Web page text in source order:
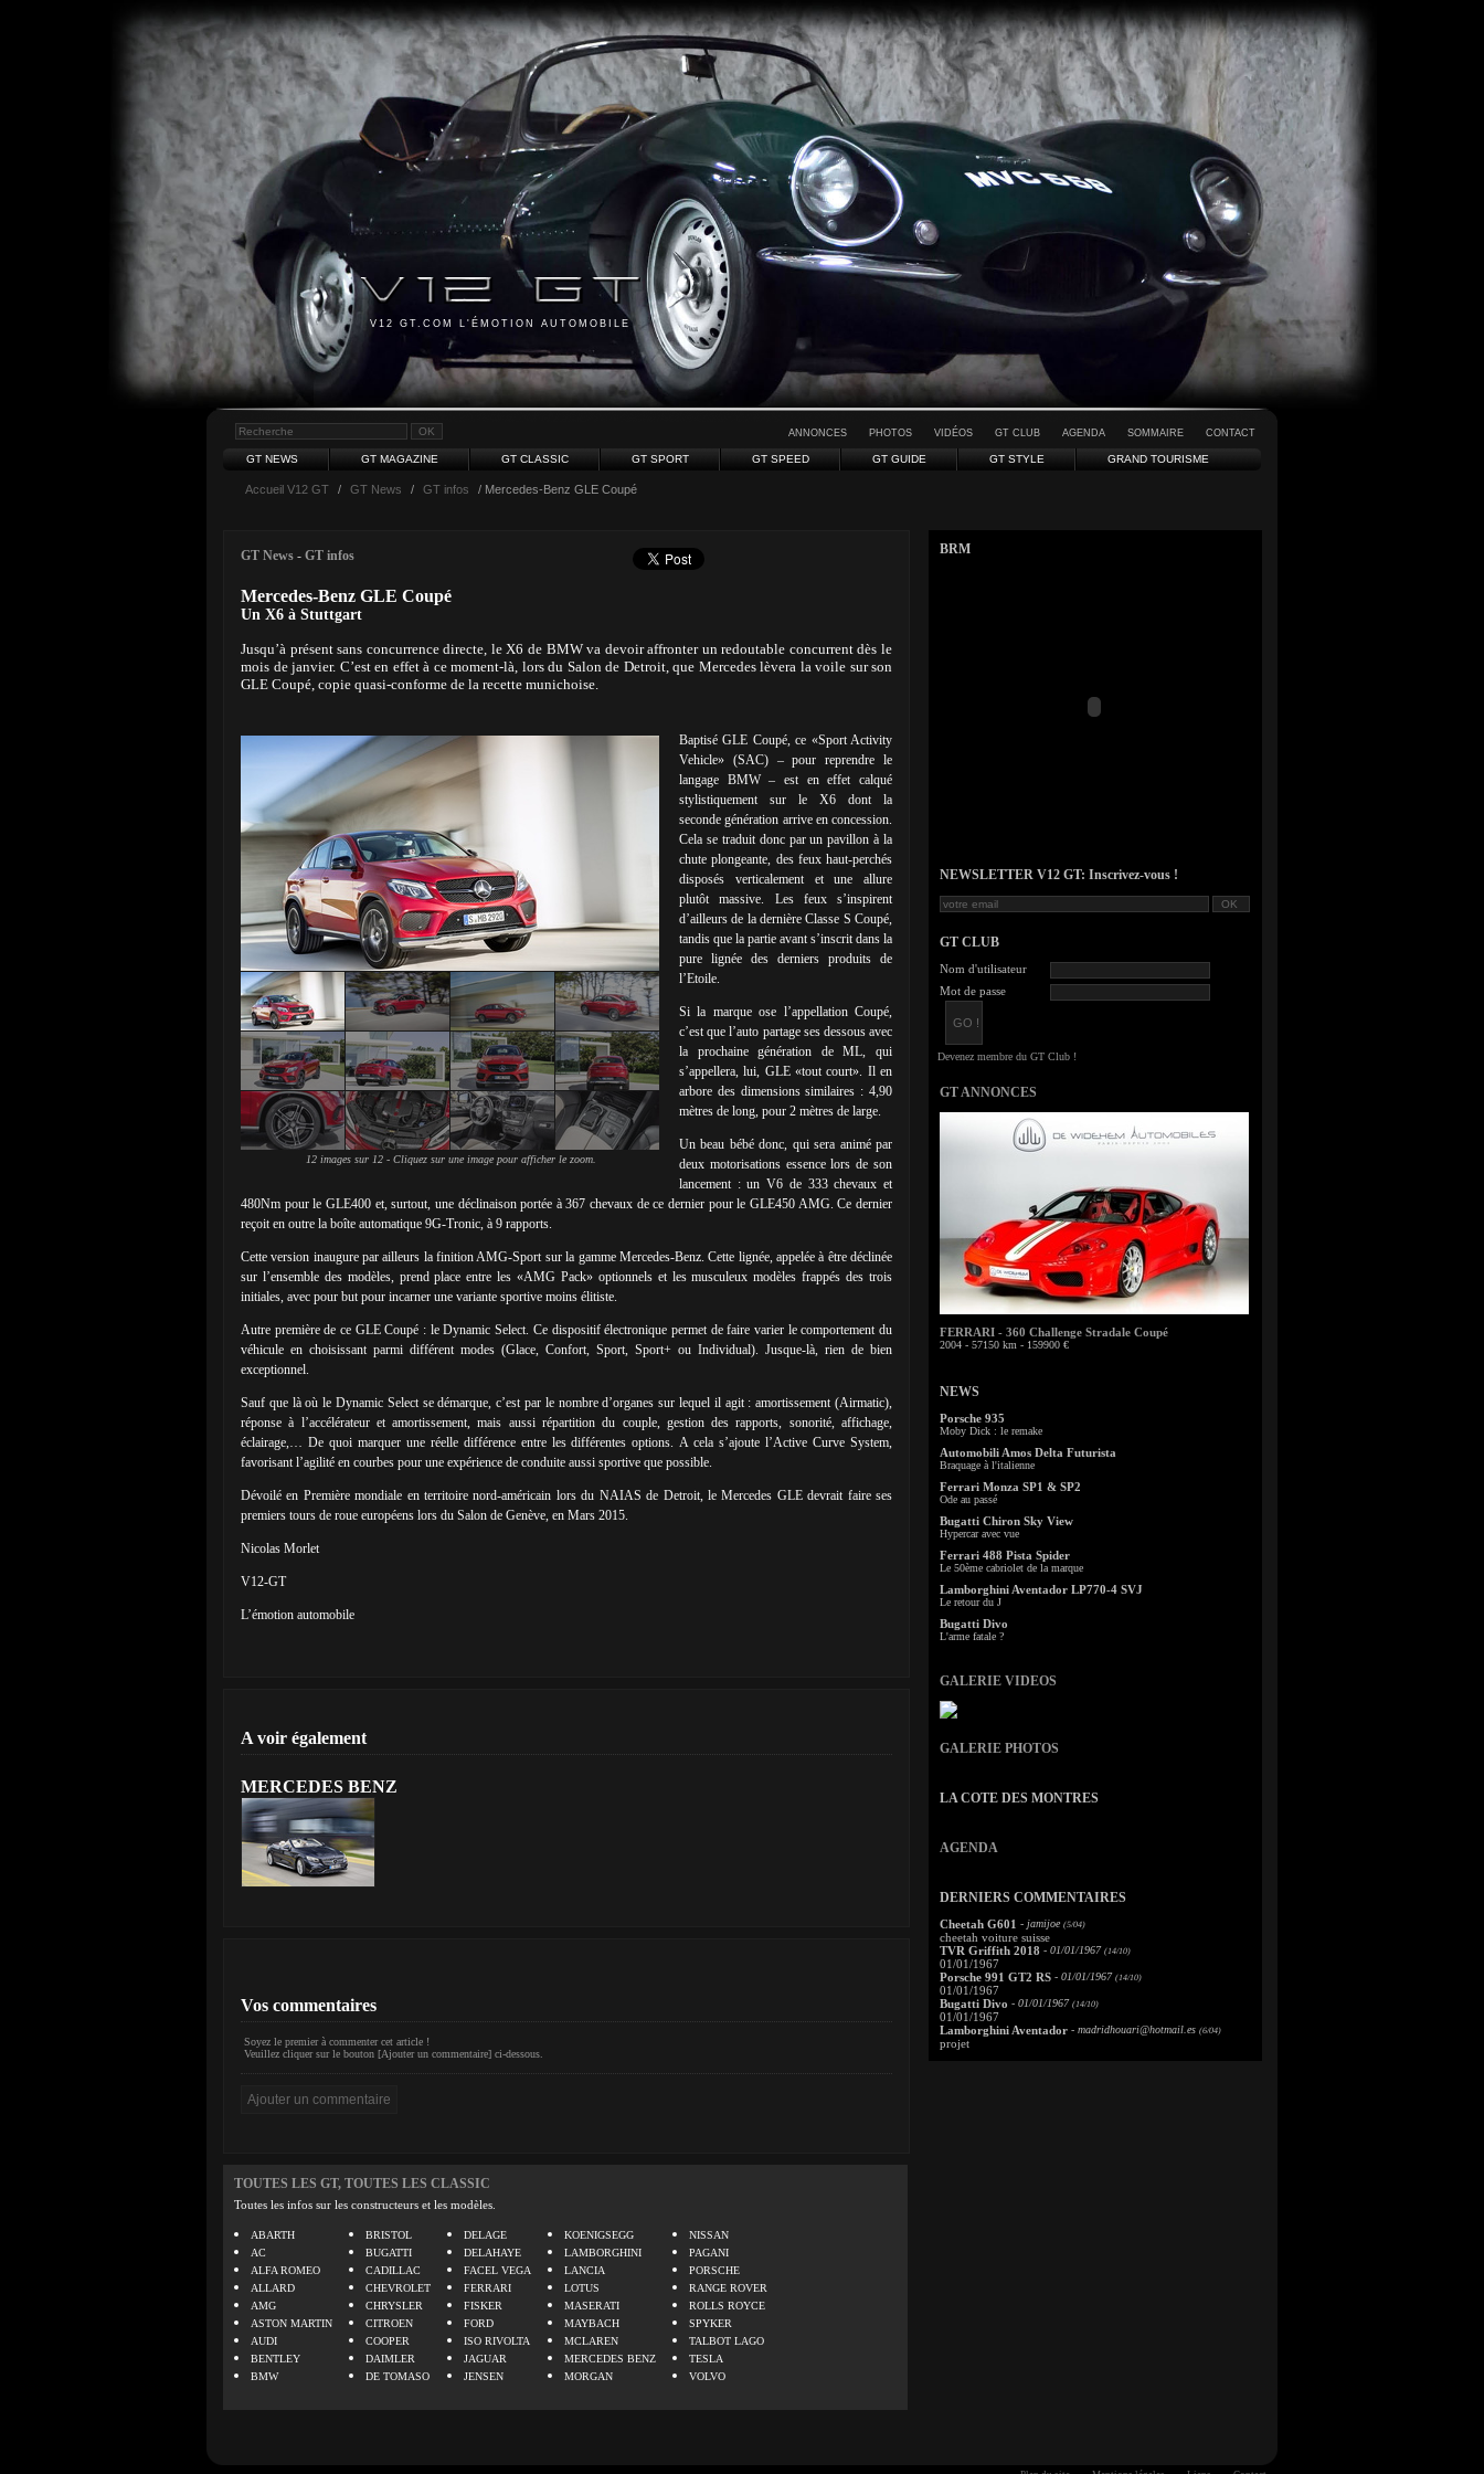
V12 GT.COM L'ÉMOTION AUTOMOBILE
ANNONCES PHOTOS VIDÉOS GT CLUB AGENDA SOMMAIRE CONTACT
GT NEWS GT MAGAZINE GT CLASSIC GT SPORT GT SPEED GT GUIDE GT STYLE GRAND TOURISME
Accueil V12 GT / GT News / GT infos / Mercedes-Benz GLE Coupé
GT News - GT infos
Mercedes-Benz GLE Coupé
Un X6 à Stuttgart
Jusqu’à présent sans concurrence directe, le X6 de BMW va devoir affronter un redoutable concurrent dès le
mois de janvier. C’est en effet à ce moment-là, lors du Salon de Detroit, que Mercedes lèvera la voile sur son
GLE Coupé, copie quasi-conforme de la recette munichoise.
12 images sur 12 - Cliquez sur une image pour afficher le zoom.
Baptisé GLE Coupé, ce «Sport Activity
Vehicle» (SAC) – pour reprendre le
langage BMW – est en effet calqué
stylistiquement sur le X6 dont la
seconde génération arrive en concession.
Cela se traduit donc par un pavillon à la
chute plongeante, des feux haut-perchés
disposés verticalement et une allure
plutôt massive. Les feux s’inspirent
d’ailleurs de la dernière Classe S Coupé,
tandis que la partie avant s’inscrit dans la
pure lignée des derniers produits de
l’Etoile.
Si la marque ose l’appellation Coupé,
c’est que l’auto partage ses dessous avec
la prochaine génération de ML, qui
s’appellera, lui, GLE «tout court». Il en
arbore des dimensions similaires : 4,90
mètres de long, pour 2 mètres de large.
Un beau bébé donc, qui sera animé par
deux motorisations essence lors de son
lancement : un V6 de 333 chevaux et
480Nm pour le GLE400 et, surtout, une déclinaison portée à 367 chevaux de ce dernier pour le GLE450 AMG. Ce dernier
reçoit en outre la boîte automatique 9G-Tronic, à 9 rapports.
Cette version inaugure par ailleurs la finition AMG-Sport sur la gamme Mercedes-Benz. Cette lignée, appelée à être déclinée
sur l’ensemble des modèles, prend place entre les «AMG Pack» optionnels et les musculeux modèles frappés des trois
initiales, avec pour but pour incarner une variante sportive moins élitiste.
Autre première de ce GLE Coupé : le Dynamic Select. Ce dispositif électronique permet de faire varier le comportement du
véhicule en choisissant parmi différent modes (Glace, Confort, Sport, Sport+ ou Individual). Jusque-là, rien de bien
exceptionnel.
Sauf que là où le Dynamic Select se démarque, c’est par le nombre d’organes sur lequel il agit : amortissement (Airmatic),
réponse à l’accélérateur et amortissement, mais aussi répartition du couple, gestion des rapports, sonorité, affichage,
éclairage,… De quoi marquer une réelle différence entre les différentes options. A cela s’ajoute l’Active Curve System,
favorisant l’agilité en courbes pour une expérience de conduite aussi sportive que possible.
Dévoilé en Première mondiale en territoire nord-américain lors du NAIAS de Detroit, le Mercedes GLE devrait faire ses
premiers tours de roue européens lors du Salon de Genève, en Mars 2015.
Nicolas Morlet
V12-GT
L’émotion automobile
A voir également
MERCEDES BENZ
Vos commentaires
Soyez le premier à commenter cet article !
Veuillez cliquer sur le bouton [Ajouter un commentaire] ci-dessous.
TOUTES LES GT, TOUTES LES CLASSIC
Toutes les infos sur les constructeurs et les modèles.
ABARTH
AC
ALFA ROMEO
ALLARD
AMG
ASTON MARTIN
AUDI
BENTLEY
BMW
BRISTOL
BUGATTI
CADILLAC
CHEVROLET
CHRYSLER
CITROEN
COOPER
DAIMLER
DE TOMASO
DELAGE
DELAHAYE
FACEL VEGA
FERRARI
FISKER
FORD
ISO RIVOLTA
JAGUAR
JENSEN
KOENIGSEGG
LAMBORGHINI
LANCIA
LOTUS
MASERATI
MAYBACH
MCLAREN
MERCEDES BENZ
MORGAN
NISSAN
PAGANI
PORSCHE
RANGE ROVER
ROLLS ROYCE
SPYKER
TALBOT LAGO
TESLA
VOLVO
BRM
NEWSLETTER V12 GT: Inscrivez-vous !
GT CLUB
Nom d'utilisateur
Mot de passe
GT ANNONCES
FERRARI - 360 Challenge Stradale Coupé
2004 - 57150 km - 159900 €
NEWS
Porsche 935
Moby Dick : le remake
Automobili Amos Delta Futurista
Braquage à l'italienne
Ferrari Monza SP1 & SP2
Ode au passé
Bugatti Chiron Sky View
Hypercar avec vue
Ferrari 488 Pista Spider
Le 50ème cabriolet de la marque
Lamborghini Aventador LP770-4 SVJ
Le retour du J
Bugatti Divo
L'arme fatale ?
GALERIE VIDEOS
GALERIE PHOTOS
LA COTE DES MONTRES
AGENDA
DERNIERS COMMENTAIRES
Cheetah G601 - jamijoe (5/04)
cheetah voiture suisse
TVR Griffith 2018 - 01/01/1967 (14/10)
01/01/1967
Porsche 991 GT2 RS - 01/01/1967 (14/10)
01/01/1967
Bugatti Divo - 01/01/1967 (14/10)
01/01/1967
Lamborghini Aventador - madridhouari@hotmail.es (6/04)
projet